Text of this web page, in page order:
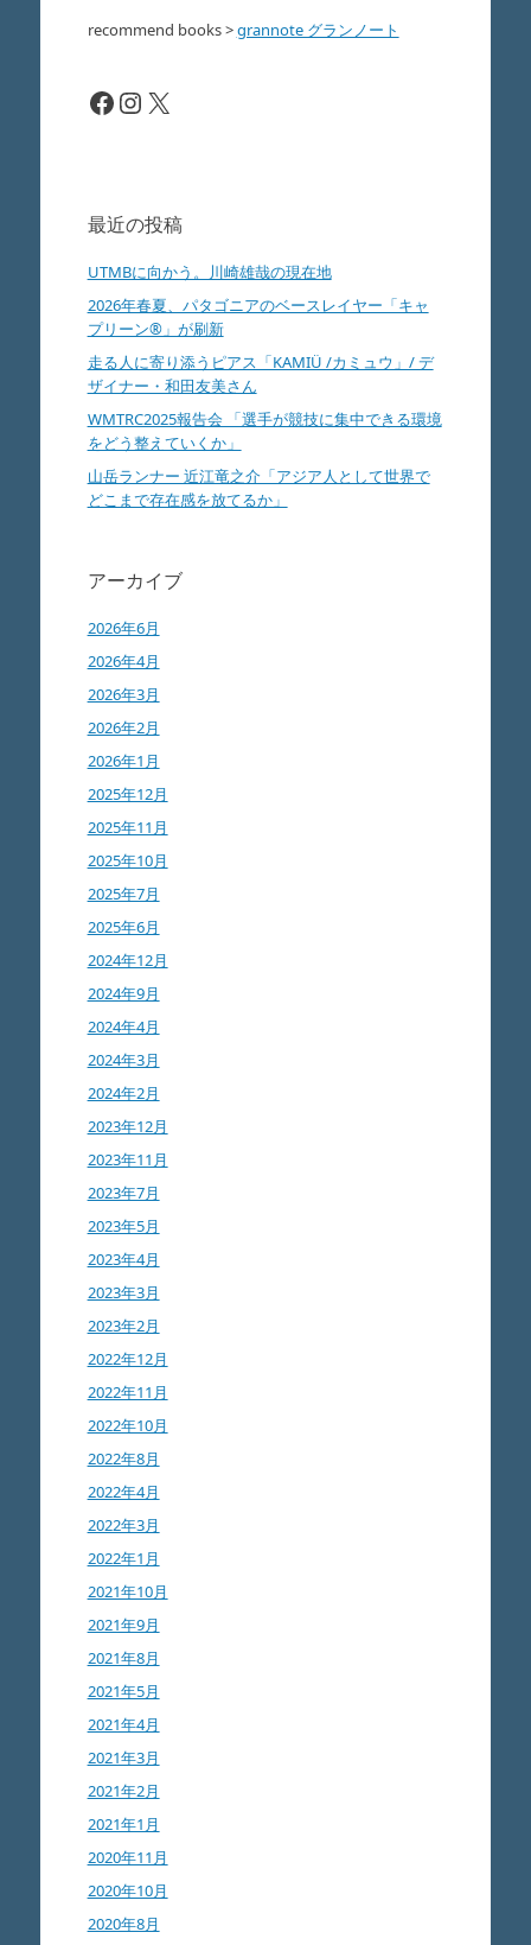
recommend books>grannote グランノート
Facebook
Instagram
X
最近の投稿
UTMBに向かう。川崎雄哉の現在地
2026年春夏、パタゴニアのベースレイヤー「キャ
プリーン®」が刷新
走る人に寄り添うピアス「KAMIÜ /カミュウ」/ デ
ザイナー・和田友美さん
WMTRC2025報告会 「選手が競技に集中できる環境
をどう整えていくか」
山岳ランナー 近江竜之介「アジア人として世界で
どこまで存在感を放てるか」
アーカイブ
2026年6月
2026年4月
2026年3月
2026年2月
2026年1月
2025年12月
2025年11月
2025年10月
2025年7月
2025年6月
2024年12月
2024年9月
2024年4月
2024年3月
2024年2月
2023年12月
2023年11月
2023年7月
2023年5月
2023年4月
2023年3月
2023年2月
2022年12月
2022年11月
2022年10月
2022年8月
2022年4月
2022年3月
2022年1月
2021年10月
2021年9月
2021年8月
2021年5月
2021年4月
2021年3月
2021年2月
2021年1月
2020年11月
2020年10月
2020年8月